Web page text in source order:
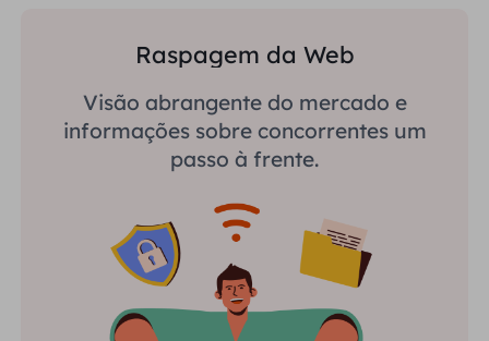
Raspagem da Web
Visão abrangente do mercado e
informações sobre concorrentes um
passo à frente.